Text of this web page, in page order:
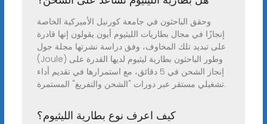
وحقق الباحثون في جامعة كورنيل الأميركية الخاصة
إنجازًا في مجال بطاريات الليثيوم أيون يقولون إنها قادرة
على تبديد تلك المخاوف، وفق دراسة نشرتها مجلة جول
(Joule) وطور الباحثون بطارية ليثيوم لديها القدرة على
إنجاز الشحن في 5 دقائق، مع استمرارها في تقديم أداء
تشغيلي مستقر عبر دورات "الشحن والتفريغ" المستمرة.
كيف اعرف نوع بطارية الليثيوم؟